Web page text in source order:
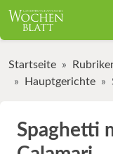
Startseite
Hauptgerichte
Spaghetti